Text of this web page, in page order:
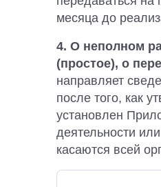
месяца до
4. О неполном
(простое), о
направляет
после того, как
установлен
деятельности
касаются всей